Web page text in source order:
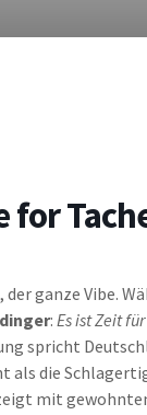
ganze Vibe.
:Es ist Zeit
spricht
die
mit